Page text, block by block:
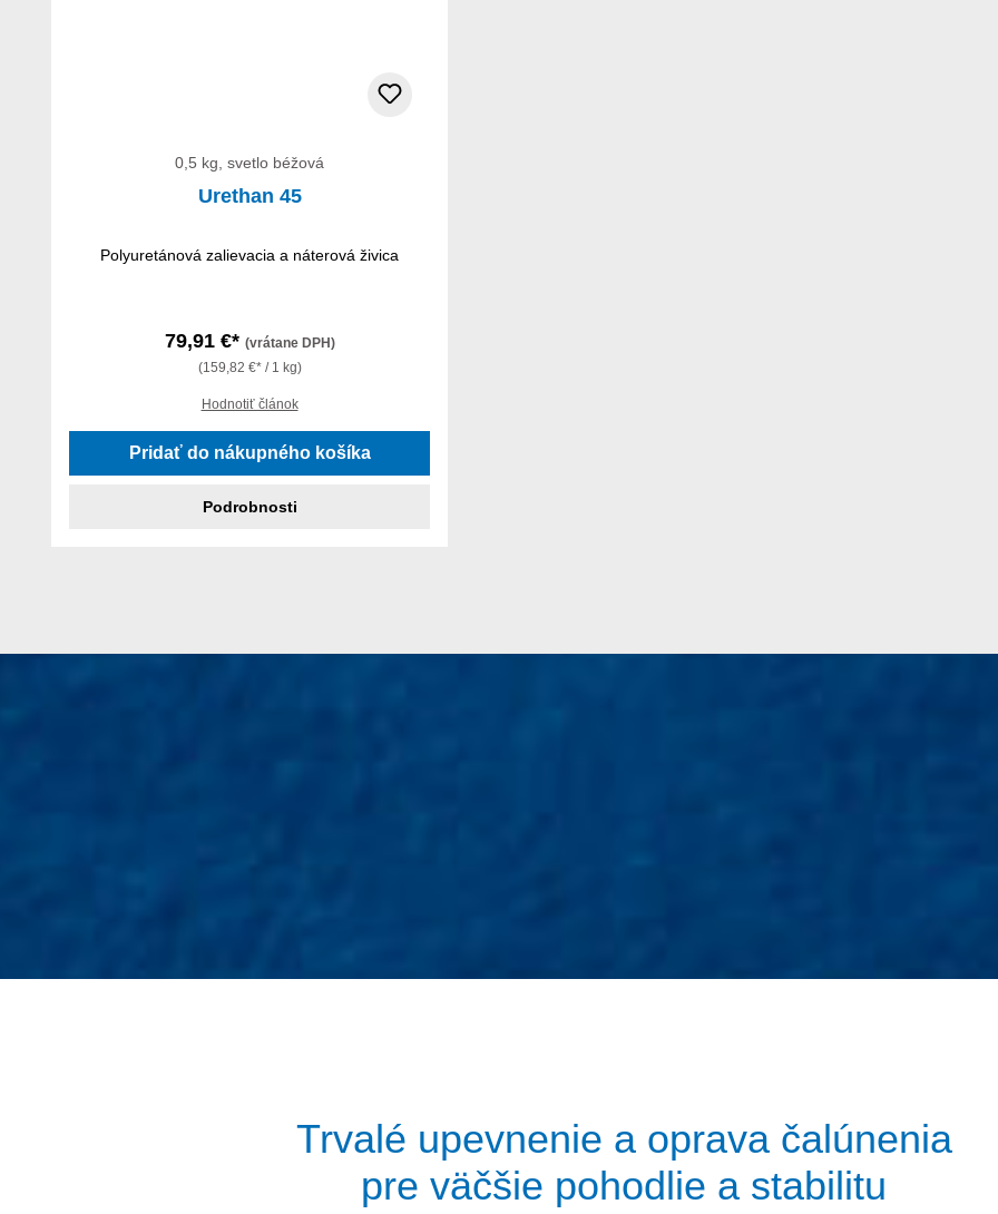
0,5 kg, svetlo béžová
Urethan 45
Polyuretánová zalievacia a náterová živica
79,91 €* (vrátane DPH)
(159,82 €* / 1 kg)
Hodnotiť článok
Pridať do nákupného košíka
Podrobnosti
Trvalé upevnenie a oprava čalúnenia
pre väčšie pohodlie a stabilitu